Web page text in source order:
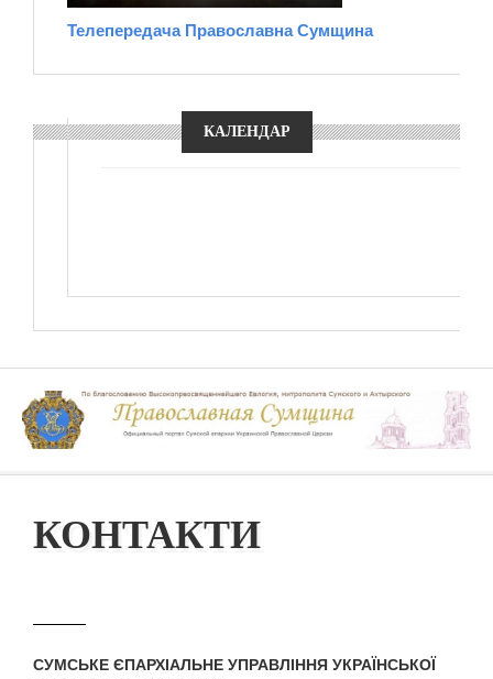
Телепередача Православна Сумщина
КАЛЕНДАР
КОНТАКТИ
СУМСЬКЕ ЄПАРХІАЛЬНЕ УПРАВЛІННЯ УКРАЇНСЬКОЇ